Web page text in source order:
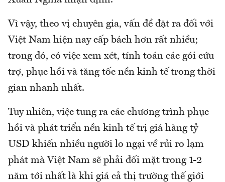
Vì vậy, theo vị chuyên gia, vấn đề đặt ra đối với
Việt Nam hiện nay cấp bách hơn rất nhiều;
trong đó, có việc xem xét, tính toán các gói cứu
trợ, phục hồi và tăng tốc nền kinh tế trong thời
gian nhanh nhất.
Tuy nhiên, việc tung ra các chương trình phục
hồi và phát triển nền kinh tế trị giá hàng tỷ
USD khiến nhiều người lo ngại về rủi ro lạm
phát mà Việt Nam sẽ phải đối mặt trong 1-2
năm tới nhất là khi giá cả thị trường thế giới